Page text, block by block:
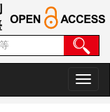
切
换